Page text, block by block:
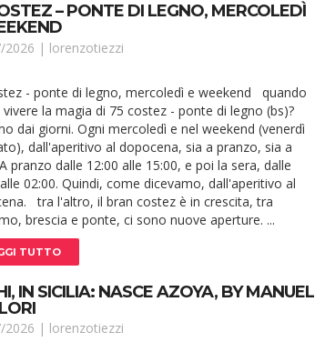
– PONTE DI LEGNO, MERCOLEDÌ
2026 | lorenzotiezzi
- ponte di legno, mercoledì e weekend quando
vivere la magia di 75 costez - ponte di legno (bs)?
dai giorni. Ogni mercoledì e nel weekend (venerdì
dall'aperitivo al dopocena, sia a pranzo, sia a
pranzo dalle 12:00 alle 15:00, e poi la sera, dalle
02:00. Quindi, come dicevamo, dall'aperitivo al
tra l'altro, il bran costez è in crescita, tra
brescia e ponte, ci sono nuove aperture. ...
TUTTO
IN SICILIA: NASCE AZOYA, BY MANUEL
2026 | lorenzotiezzi